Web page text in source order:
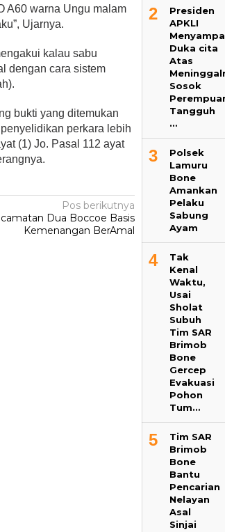
A60 warna Ungu malam
Ujarnya.
kalau sabu
dengan cara sistem
bukti yang ditemukan
perkara lebih
(1) Jo. Pasal 112 ayat
Pos berikutnya
Dua Boccoe Basis
Kemenangan BerAmal
2
Presiden
APKLI
Duka cita
Atas
Sosok
Tangguh
…
3
Polsek
Lamuru
Bone
Amankan
Pelaku
Sabung
Ayam
4
Tak
Kenal
Waktu,
Usai
Sholat
Subuh
Tim SAR
Brimob
Bone
Gercep
Evakuasi
Pohon
Tum…
5
Tim SAR
Brimob
Bone
Bantu
Pencarian
Nelayan
Asal
Sinjai